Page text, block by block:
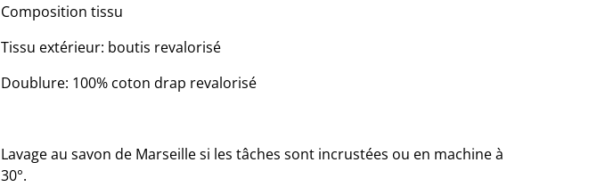
Composition tissu
Tissu extérieur: boutis revalorisé
Doublure: 100% coton drap revalorisé
Lavage au savon de Marseille si les tâches sont incrustées ou en machine à
30°.